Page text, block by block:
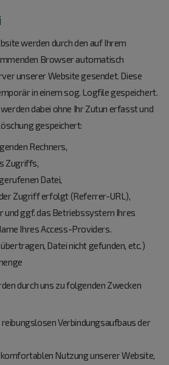
werden durch den auf Ihrem
Browser automatisch
unserer Website gesendet. Diese
in einem sog. Logfile gespeichert.
dabei ohne Ihr Zutun erfasst und
gespeichert:
Rechners,
Zugriffs,
Datei,
Zugriff erfolgt (Referrer-URL),
ggf. das Betriebssystem Ihres
Ihres Access-Providers.
Datei nicht gefunden, etc.)
durch uns zu folgenden Zwecken
Verbindungsaufbaus der
Nutzung unserer Website,